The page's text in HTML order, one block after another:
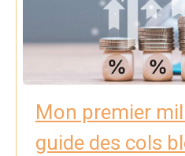
Mon premier
guide des cols